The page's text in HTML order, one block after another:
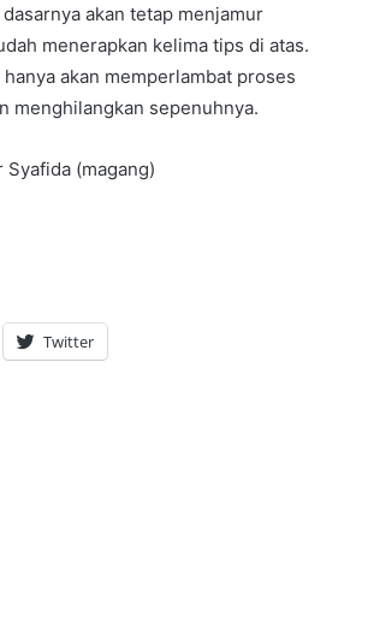
akan tetap menjamur
menerapkan kelima tips di atas.
akan memperlambat proses
menghilangkan sepenuhnya.
(magang)
Twitter